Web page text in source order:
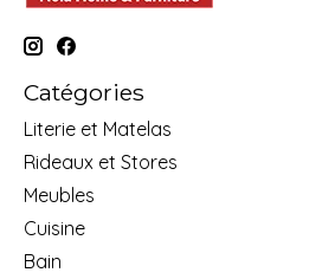
Catégories
Literie et Matelas
Rideaux et Stores
Meubles
Cuisine
Bain